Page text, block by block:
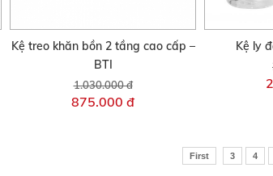
Kệ treo khăn bồn 2 tầng cao cấp –
BTI
1.030.000 đ
875.000 đ
Kệ ly
First 3 4